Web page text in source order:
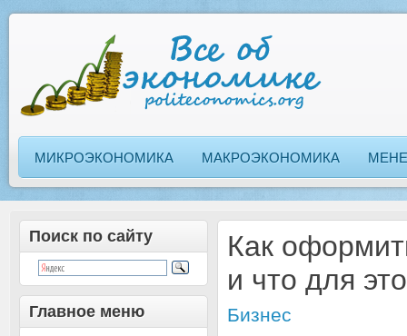
МИКРОЭКОНОМИКА МАКРОЭКОНОМИКА
Поиск по сайту
Главное меню
Как
и что для
Бизнес